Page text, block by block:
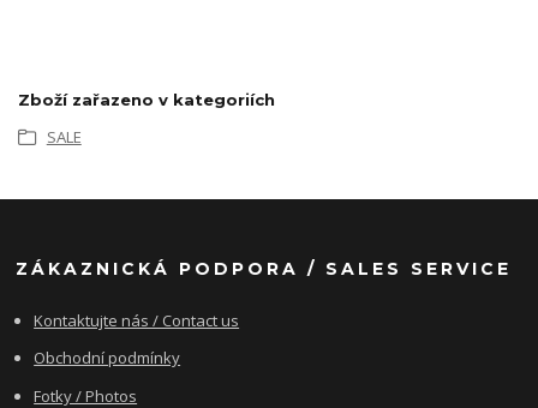
Zboží zařazeno v kategoriích
SALE
ZÁKAZNICKÁ PODPORA / SALES SERVICE
Kontaktujte nás / Contact us
Obchodní podmínky
Fotky / Photos